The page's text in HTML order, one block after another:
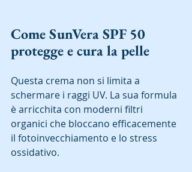
Come SunVera SPF 50
protegge e cura la pelle
Questa crema non si limita a
schermare i raggi UV. La sua formula
è arricchita con moderni filtri
organici che bloccano efficacemente
il fotoinvecchiamento e lo stress
ossidativo.